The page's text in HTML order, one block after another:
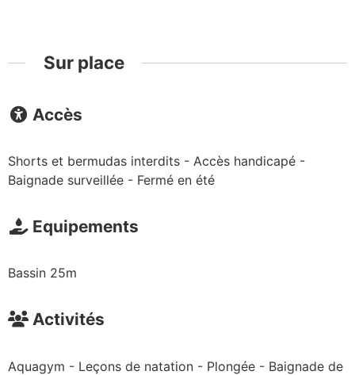
Sur place
Accès
Shorts et bermudas interdits - Accès handicapé -
Baignade surveillée - Fermé en été
Equipements
Bassin 25m
Activités
Aquagym - Leçons de natation - Plongée - Baignade de